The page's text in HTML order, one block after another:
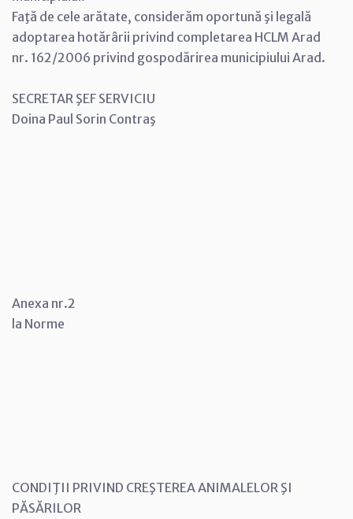
Faţă de cele arătate, considerăm oportună şi legală
adoptarea hotărârii privind completarea HCLM Arad
nr. 162/2006 privind gospodărirea municipiului Arad.
SECRETAR ŞEF SERVICIU
Doina Paul Sorin Contraş
Anexa nr.2
la Norme
CONDIŢII PRIVIND CREŞTEREA ANIMALELOR ŞI
PĂSĂRILOR